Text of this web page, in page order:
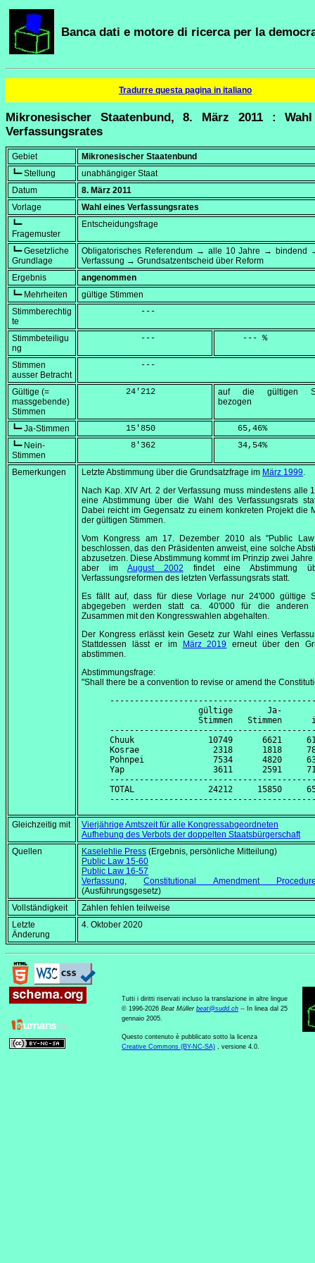
Banca dati e motore di ricerca per la
Tradurre questa pagina in italiano
Mikronesischer Staatenbund, 8. März 2011 :
Verfassungsrates
Gebiet
Mikronesischer Staatenbund
┗━ Stellung
unabhängiger Staat
Datum
8. März 2011
Vorlage
Wahl eines Verfassungsrates
┗━
Fragemuster
Entscheidungsfrage
┗━ Gesetzliche
Grundlage
Obligatorisches Referendum → alle 10 Jahre → bindend
Verfassung → Grundsatzentscheid über Reform
Ergebnis
angenommen
┗━ Mehrheiten
gültige Stimmen
Stimmberechtig
te
            ---
Stimmbeteiligu
ng
            ---
     --- %
Stimmen
ausser Betracht
            ---
Gültige (=
massgebende)
Stimmen
         24'212
auf die gültigen
bezogen
┗━ Ja-Stimmen
         15'850
    65,46
%
┗━ Nein-
Stimmen
          8'362
    34,54
%
Bemerkungen Letzte Abstimmung über die Grundsatzfrage im März 1999.
Nach Kap. XIV Art. 2 der Verfassung muss mindestens alle
eine Abstimmung über die Wahl des Verfassungsrats
Dabei reicht im Gegensatz zu einem konkreten Projekt die
der gültigen Stimmen.
Vom Kongress am 17. Dezember 2010als "Public Law
beschlossen, das den Präsidenten anweist, eine solche
abzusetzen. Diese Abstimmung kommt im Prinzip zwei Jahre
aber im August 2002 findet eine Abstimmung
Verfassungsreformen des letzten Verfassungsrats statt.
Es fällt auf, dass für diese Vorlage nur 24'000 gültige
abgegeben werden statt ca. 40'000 für die anderen
Zusammen mit den Kongresswahlen abgehalten.
Der Kongress erlässt kein Gesetz zur Wahl eines
Stattdessen lässt er im
März 2019 erneut über den
abstimmen.
Abstimmungsfrage:
"Shall there be a convention to revise or amend the
gültige       Ja-
Stimmen   Stimmen
Chuuk               10749      6621
Kosrae               2318      1818
Pohnpei              7534      4820
Yap                  3611      2591
TOTAL               24212     15850
Gleichzeitig mit
Vierjährige Amtszeit für alle Kongressabgeordneten
Aufhebung des Verbots der doppelten Staatsbürgerschaft
Quellen
Kaselehlie Press (Ergebnis, persönliche Mitteilung)
Public Law 15-60
Public Law 16-57
Verfassung,Constitutional Amendment
(Ausführungsgesetz)
Vollständigkeit
Zahlen fehlen teilweise
Letzte
Änderung
4. Oktober 2020
Tutti i diritti riservati incluso la translazione in altre lingue
© 1996-2026 Beat Müller beat@sudd.ch -- In linea dal 25
gennaio 2005.
Questo contenuto è pubblicato sotto la licenza
Creative Commons (BY-NC-SA) , versione 4.0.